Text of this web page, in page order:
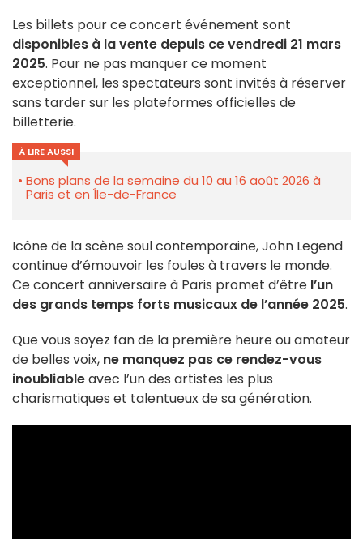
Les billets pour ce concert événement sont
disponibles à la vente depuis ce vendredi 21 mars
2025. Pour ne pas manquer ce moment
exceptionnel, les spectateurs sont invités à réserver
sans tarder sur les plateformes officielles de
billetterie.
À LIRE AUSSI
Bons plans de la semaine du 10 au 16 août 2026 à
Paris et en Île-de-France
Icône de la scène soul contemporaine, John Legend
continue d’émouvoir les foules à travers le monde.
Ce concert anniversaire à Paris promet d’être l’un
des grands temps forts musicaux de l’année 2025.
Que vous soyez fan de la première heure ou amateur
de belles voix, ne manquez pas ce rendez-vous
inoubliableavec l’un des artistes les plus
charismatiques et talentueux de sa génération.